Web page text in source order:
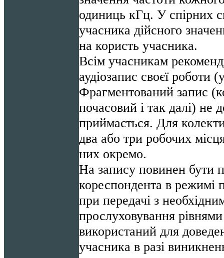
одиниць кГц. У спірних
учасника дійсного
на користь учасника.
Всім учасникам
аудіозапис своєї
Фрагментований запис
почасовий і так далі) не
приймається. Для
два або три робочих
них окремо.
На запису повинен бути
кореспондента в режимі
при передачі з
прослуховування
використаний для
учасника в разі